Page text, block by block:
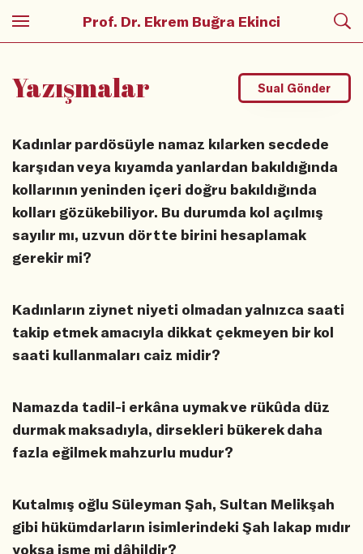
Prof. Dr. Ekrem Buğra Ekinci
Yazışmalar Sual Gönder
Kadınlar pardösüyle namaz kılarken secdede
karşıdan veya kıyamda yanlardan bakıldığında
kollarının yeninden içeri doğru bakıldığında
kolları gözükebiliyor. Bu durumda kol açılmış
sayılır mı, uzvun dörtte birini hesaplamak
gerekir mi?
Kadınların ziynet niyeti olmadan yalnızca saati
takip etmek amacıyla dikkat çekmeyen bir kol
saati kullanmaları caiz midir?
Namazda tadil-i erkâna uymak ve rükûda düz
durmak maksadıyla, dirsekleri bükerek daha
fazla eğilmek mahzurlu mudur?
Kutalmış oğlu Süleyman Şah, Sultan Melikşah
gibi hükümdarların isimlerindeki Şah lakap mıdır
yoksa isme mi dâhildir?